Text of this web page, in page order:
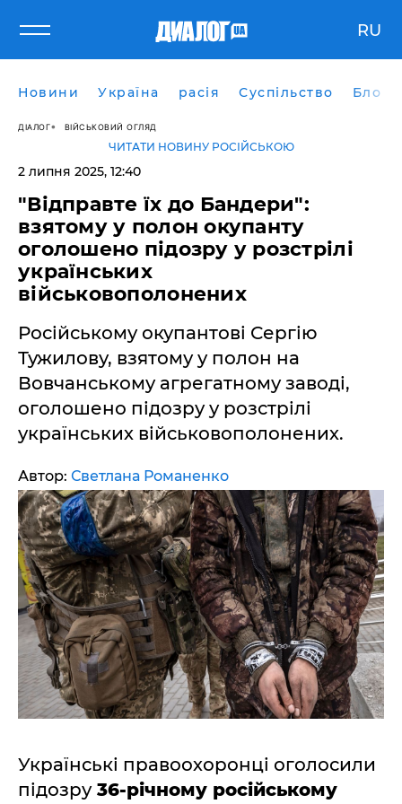
RU
Новини Україна расія Суспільство Блоги
ДІАЛОГ ВІЙСЬКОВИЙ ОГЛЯД
ЧИТАТИ НОВИНУ РОСІЙСЬКОЮ
2 липня 2025, 12:40
"Відправте їх до Бандери":
взятому у полон окупанту
оголошено підозру у розстрілі
українських
військовополонених
Російському окупантові Сергію
Тужилову, взятому у полон на
Вовчанському агрегатному заводі,
оголошено підозру у розстрілі
українських військовополонених.
Автор: Светлана Романенко
Українські правоохоронці оголосили
підозру36-річному російському